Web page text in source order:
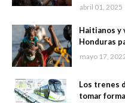
abril 01, 2025
Haitianos y
Honduras
mayo 17,
Los trenes
tomar